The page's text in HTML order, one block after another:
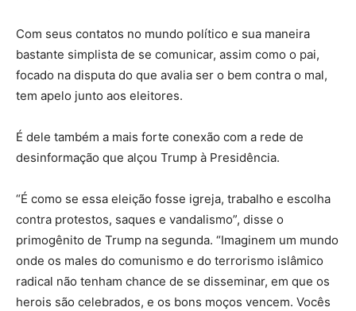
Com seus contatos no mundo político e sua maneira
bastante simplista de se comunicar, assim como o pai,
focado na disputa do que avalia ser o bem contra o mal,
tem apelo junto aos eleitores.
É dele também a mais forte conexão com a rede de
desinformação que alçou Trump à Presidência.
“É como se essa eleição fosse igreja, trabalho e escolha
contra protestos, saques e vandalismo”, disse o
primogênito de Trump na segunda. “Imaginem um mundo
onde os males do comunismo e do terrorismo islâmico
radical não tenham chance de se disseminar, em que os
herois são celebrados, e os bons moços vencem. Vocês